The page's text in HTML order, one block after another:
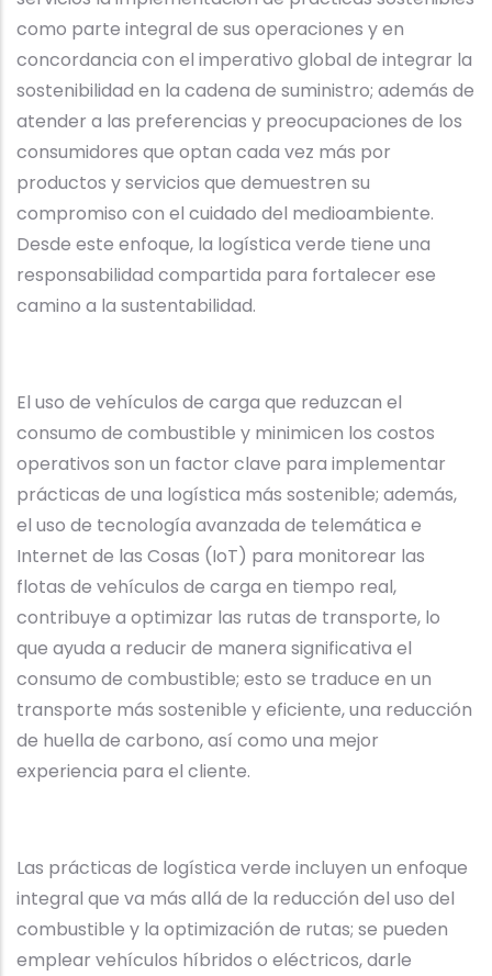
como parte integral de sus operaciones y en
concordancia con el imperativo global de integrar la
sostenibilidad en la cadena de suministro; además de
atender a las preferencias y preocupaciones de los
consumidores que optan cada vez más por
productos y servicios que demuestren su
compromiso con el cuidado del medioambiente.
Desde este enfoque, la logística verde tiene una
responsabilidad compartida para fortalecer ese
camino a la sustentabilidad.
El uso de vehículos de carga que reduzcan el
consumo de combustible y minimicen los costos
operativos son un factor clave para implementar
prácticas de una logística más sostenible; además,
el uso de tecnología avanzada de telemática e
Internet de las Cosas (IoT) para monitorear las
flotas de vehículos de carga en tiempo real,
contribuye a optimizar las rutas de transporte, lo
que ayuda a reducir de manera significativa el
consumo de combustible; esto se traduce en un
transporte más sostenible y eficiente, una reducción
de huella de carbono, así como una mejor
experiencia para el cliente.
Las prácticas de logística verde incluyen un enfoque
integral que va más allá de la reducción del uso del
combustible y la optimización de rutas; se pueden
emplear vehículos híbridos o eléctricos, darle